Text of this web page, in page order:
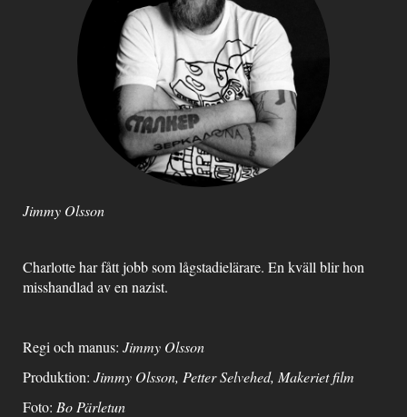
Jimmy Olsson
Charlotte har fått jobb som lågstadielärare. En kväll blir hon
misshandlad av en nazist.
Regi och manus: Jimmy Olsson
Produktion: Jimmy Olsson, Petter Selvehed, Makeriet film
Foto: Bo Pärletun